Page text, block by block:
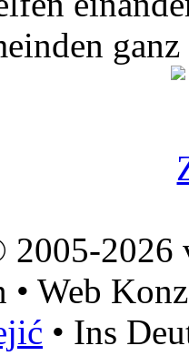
2026
• Web
• Ins